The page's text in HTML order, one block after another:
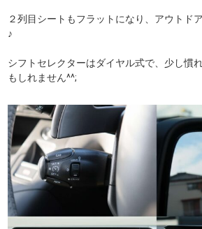
２列目シートもフラットになり、アウトド
♪
シフトセレクターはダイヤル式で、少し慣
もしれません^^;